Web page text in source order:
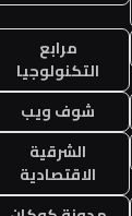
مرابع
التكنولوجيا
شوف ويب
الشرقية
الاقتصادية